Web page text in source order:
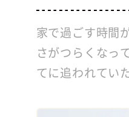
家で過ごす時間
さがつらくなっ
てに追われてい